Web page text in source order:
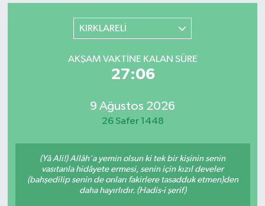
KIRKLARELİ
AKŞAM VAKTINE KALAN SÜRE
27:06
9 Ağustos 2026
26 Safer 1448
(Yâ Ali!) Allâh'a yemin olsun ki tek bir kişinin senin
vasıtanla hidâyete ermesi, senin için kızıl develer
(bahşedilip senin de onları fakirlere tasadduk etmen)den
daha hayırlıdır. (Hadis-i şerif)
Tüm Manşetler
Son Dakika Haberleri